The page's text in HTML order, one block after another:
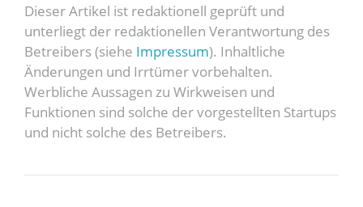
Dieser Artikel ist redaktionell geprüft und
unterliegt der redaktionellen Verantwortung des
Betreibers (siehe Impressum). Inhaltliche
Änderungen und Irrtümer vorbehalten.
Werbliche Aussagen zu Wirkweisen und
Funktionen sind solche der vorgestellten Startups
und nicht solche des Betreibers.